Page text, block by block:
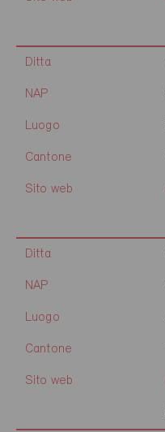
Ditta
NAP
Luogo
Cantone
Sito web
Ditta
NAP
Luogo
Cantone
Sito web